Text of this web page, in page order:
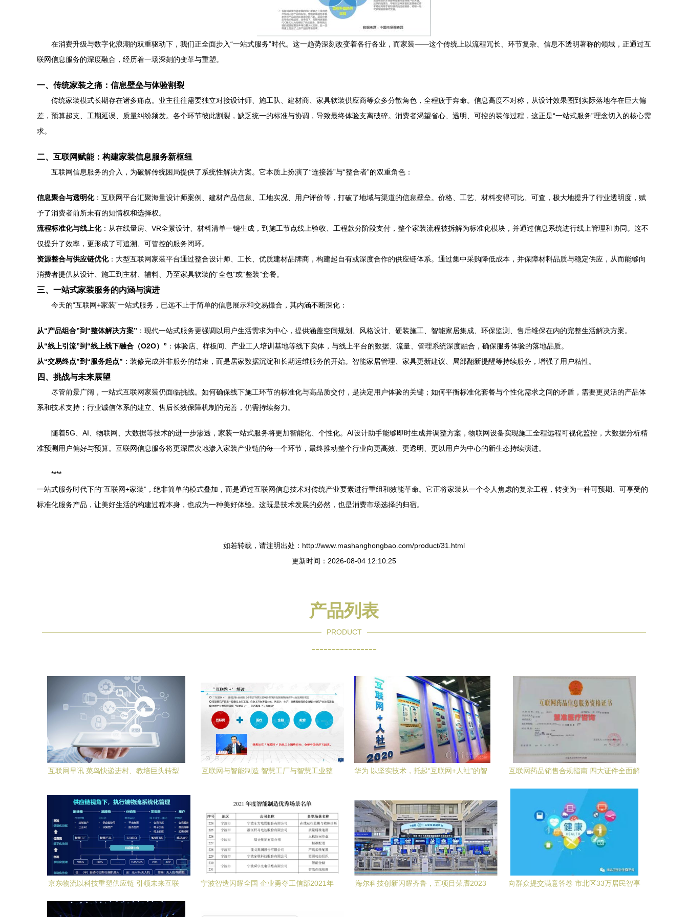
在消费升级与数字化浪潮的双重驱动下，我们正全面步入“一站式服务”时代。这一趋势深刻改变着各行各业，而家装——这个传统上以流程冗长、环节复杂、信息不透明著称的领域，正通过互
联网信息服务的深度融合，经历着一场深刻的变革与重塑。
一、传统家装之痛：信息壁垒与体验割裂
传统家装模式长期存在诸多痛点。业主往往需要独立对接设计师、施工队、建材商、家具软装供应商等众多分散角色，全程疲于奔命。信息高度不对称，从设计效果图到实际落地存在巨大偏
差，预算超支、工期延误、质量纠纷频发。各个环节彼此割裂，缺乏统一的标准与协调，导致最终体验支离破碎。消费者渴望省心、透明、可控的装修过程，这正是“一站式服务”理念切入的核心需
求。
二、互联网赋能：构建家装信息服务新枢纽
互联网信息服务的介入，为破解传统困局提供了系统性解决方案。它本质上扮演了“连接器”与“整合者”的双重角色：
信息聚合与透明化：互联网平台汇聚海量设计师案例、建材产品信息、工地实况、用户评价等，打破了地域与渠道的信息壁垒。价格、工艺、材料变得可比、可查，极大地提升了行业透明度，赋
予了消费者前所未有的知情权和选择权。
流程标准化与线上化：从在线量房、VR全景设计、材料清单一键生成，到施工节点线上验收、工程款分阶段支付，整个家装流程被拆解为标准化模块，并通过信息系统进行线上管理和协同。这不
仅提升了效率，更形成了可追溯、可管控的服务闭环。
资源整合与供应链优化：大型互联网家装平台通过整合设计师、工长、优质建材品牌商，构建起自有或深度合作的供应链体系。通过集中采购降低成本，并保障材料品质与稳定供应，从而能够向
消费者提供从设计、施工到主材、辅料、乃至家具软装的“全包”或“整装”套餐。
三、一站式家装服务的内涵与演进
今天的“互联网+家装”一站式服务，已远不止于简单的信息展示和交易撮合，其内涵不断深化：
从“产品组合”到“整体解决方案” ：现代一站式服务更强调以用户生活需求为中心，提供涵盖空间规划、风格设计、硬装施工、智能家居集成、环保监测、售后维保在内的完整生活解决方案。
从“线上引流”到“线上线下融合（O2O）” ：体验店、样板间、产业工人培训基地等线下实体，与线上平台的数据、流量、管理系统深度融合，确保服务体验的落地品质。
从“交易终点”到“服务起点” ：装修完成并非服务的结束，而是居家数据沉淀和长期运维服务的开始。智能家居管理、家具更新建议、局部翻新提醒等持续服务，增强了用户粘性。
四、挑战与未来展望
尽管前景广阔，一站式互联网家装仍面临挑战。如何确保线下施工环节的标准化与高品质交付，是决定用户体验的关键；如何平衡标准化套餐与个性化需求之间的矛盾，需要更灵活的产品体
系和技术支持；行业诚信体系的建立、售后长效保障机制的完善，仍需持续努力。
随着5G、AI、物联网、大数据等技术的进一步渗透，家装一站式服务将更加智能化、个性化。AI设计助手能够即时生成并调整方案，物联网设备实现施工全程远程可视化监控，大数据分析精
准预测用户偏好与预算。互联网信息服务将更深层次地渗入家装产业链的每一个环节，最终推动整个行业向更高效、更透明、更以用户为中心的新生态持续演进。
****
一站式服务时代下的“互联网+家装”，绝非简单的模式叠加，而是通过互联网信息技术对传统产业要素进行重组和效能革命。它正将家装从一个令人焦虑的复杂工程，转变为一种可预期、可享受的
标准化服务产品，让美好生活的构建过程本身，也成为一种美好体验。这既是技术发展的必然，也是消费市场选择的归宿。
如若转载，请注明出处：http://www.mashanghongbao.com/product/31.html
更新时间：2026-08-04 12:10:25
产品列表
PRODUCT
----------------
互联网早讯 菜鸟快递进村、教培巨头转型
互联网与智能制造 智慧工厂与智慧工业整
华为 以坚实技术，托起“互联网+人社”的智
互联网药品销售合规指南 四大证件全面解
京东物流以科技重塑供应链 引领未来互联
宁波智造闪耀全国 企业勇夺工信部2021年
海尔科技创新闪耀齐鲁，五项目荣膺2023
向群众提交满意答卷 市北区33万居民智享